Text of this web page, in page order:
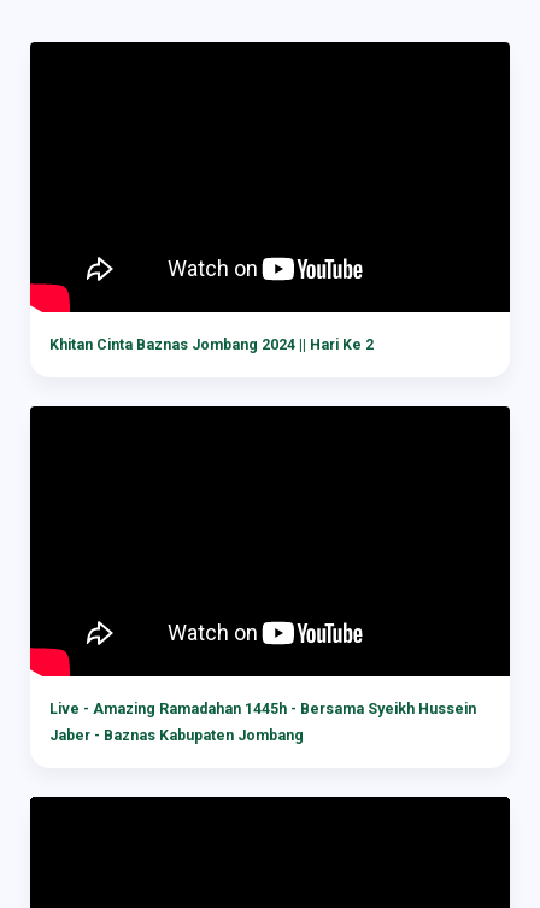
Khitan Cinta Baznas Jombang 2024 || Hari Ke 2
Live - Amazing Ramadahan 1445h - Bersama Syeikh Hussein
Jaber - Baznas Kabupaten Jombang